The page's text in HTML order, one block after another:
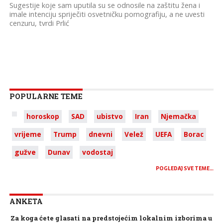
Sugestije koje sam uputila su se odnosile na zaštitu žena i
imale intenciju spriječiti osvetničku pornografiju, a ne uvesti
cenzuru, tvrdi Prlić
POPULARNE TEME
horoskop SAD ubistvo Iran
Njemačka
vrijeme
Trump dnevni Velež UEFA
Borac
gužve
Dunav vodostaj
POGLEDAJ SVE TEME…
ANKETA
Za koga ćete glasati na predstojećim lokalnim izborima u